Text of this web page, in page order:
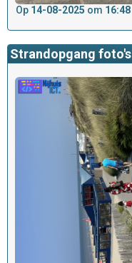
Op 14-08-2025 om 16:48
Strandopgang foto's